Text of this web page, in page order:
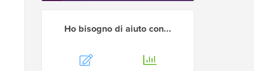
Ho bisogno di aiuto con...